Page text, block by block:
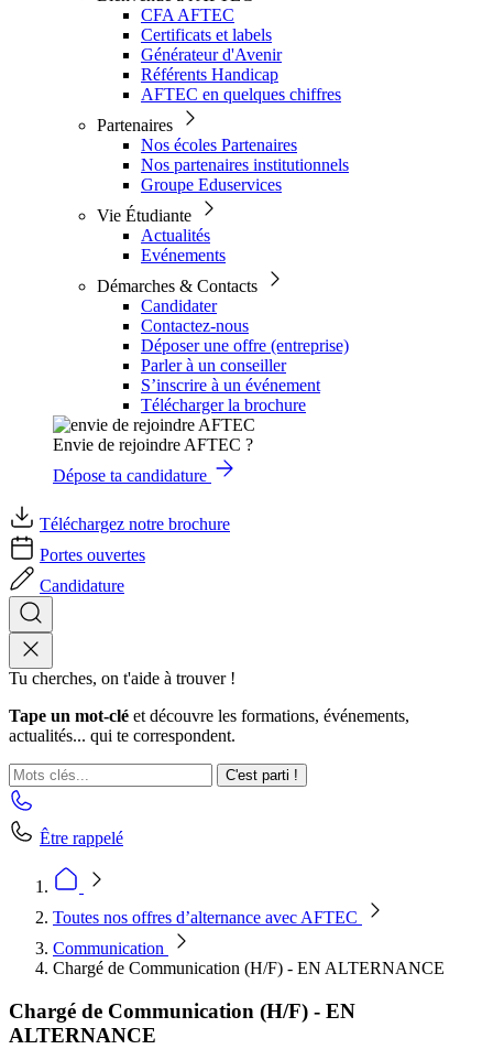
CFA AFTEC
Certificats et labels
Générateur d'Avenir
Référents Handicap
AFTEC en quelques chiffres
Partenaires
Nos écoles Partenaires
Nos partenaires institutionnels
Groupe Eduservices
Vie Étudiante
Actualités
Evénements
Démarches & Contacts
Candidater
Contactez-nous
Déposer une offre (entreprise)
Parler à un conseiller
S’inscrire à un événement
Télécharger la brochure
Envie de rejoindre AFTEC ?
Dépose ta candidature
Téléchargez notre brochure
Portes ouvertes
Candidature
Tu cherches, on t'aide à trouver !
Tape un mot-clé et découvre les formations, événements,
actualités... qui te correspondent.
C'est parti !
Être rappelé
Toutes nos offres d’alternance avec AFTEC
Communication
Chargé de Communication (H/F) - EN ALTERNANCE
Chargé de Communication (H/F) - EN
ALTERNANCE